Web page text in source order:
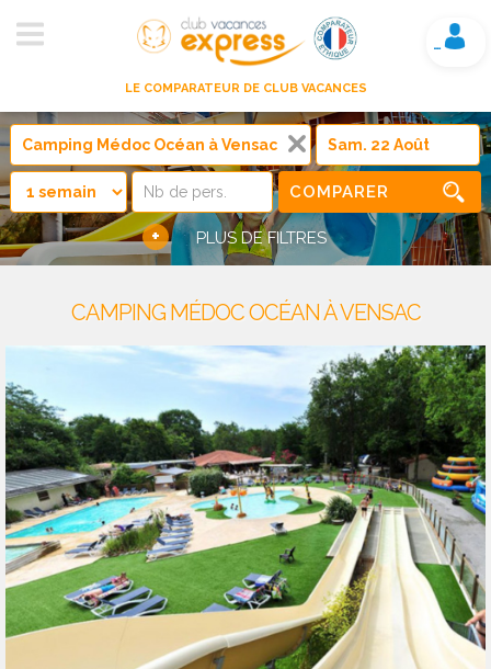
LE COMPARATEUR DE CLUB VACANCES
Mon compte
COMPARER
+ PLUS DE FILTRES
CAMPING MÉDOC OCÉAN À VENSAC